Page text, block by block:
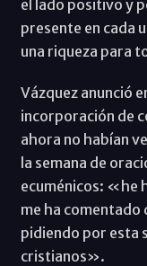
el lado positivo y
presente en cada
una riqueza para
Vázquez anunció
incorporación de
ahora no habían
la semana de
ecuménicos: «he
me ha comentado
pidiendo por esta
cristianos».